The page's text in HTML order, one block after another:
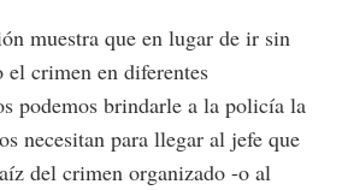
muestra que en lugar de ir sin
crimen en diferentes
podemos brindarle a la policía la
necesitan para llegar al jefe que
del crimen organizado -o al